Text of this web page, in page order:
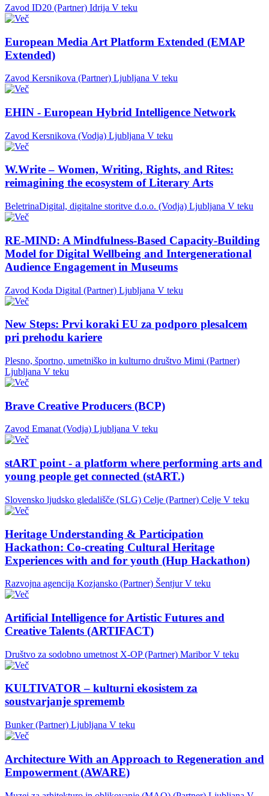
Zavod ID20 (Partner) Idrija V teku
European Media Art Platform Extended (EMAP
Extended)
Zavod Kersnikova (Partner) Ljubljana V teku
EHIN - European Hybrid Intelligence Network
Zavod Kersnikova (Vodja) Ljubljana V teku
W.Write – Women, Writing, Rights, and Rites:
reimagining the ecosystem of Literary Arts
BeletrinaDigital, digitalne storitve d.o.o. (Vodja) Ljubljana V teku
RE-MIND: A Mindfulness-Based Capacity-Building
Model for Digital Wellbeing and Intergenerational
Audience Engagement in Museums
Zavod Koda Digital (Partner) Ljubljana V teku
New Steps: Prvi koraki EU za podporo plesalcem
pri prehodu kariere
Plesno, športno, umetniško in kulturno društvo Mimi (Partner)
Ljubljana V teku
Brave Creative Producers (BCP)
Zavod Emanat (Vodja) Ljubljana V teku
stART point - a platform where performing arts and
young people get connected (stART.)
Slovensko ljudsko gledališče (SLG) Celje (Partner) Celje V teku
Heritage Understanding & Participation
Hackathon: Co-creating Cultural Heritage
Experiences with and for youth (Hup Hackathon)
Razvojna agencija Kozjansko (Partner) Šentjur V teku
Artificial Intelligence for Artistic Futures and
Creative Talents (ARTIFACT)
Društvo za sodobno umetnost X-OP (Partner) Maribor V teku
KULTIVATOR – kulturni ekosistem za
soustvarjanje sprememb
Bunker (Partner) Ljubljana V teku
Architecture With an Approach to Regeneration and
Empowerment (AWARE)